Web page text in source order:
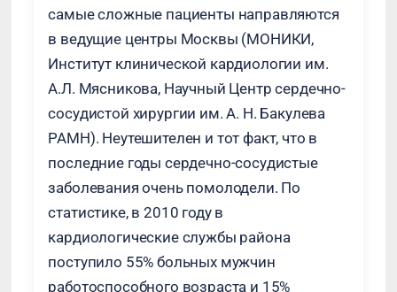
самые сложные пациенты направляются
в ведущие центры Москвы (МОНИКИ,
Институт клинической кардиологии им.
А.Л. Мясникова, Научный Центр сердечно-
сосудистой хирургии им. А. Н. Бакулева
РАМН). Неутешителен и тот факт, что в
последние годы сердечно-сосудистые
заболевания очень помолодели. По
статистике, в 2010 году в
кардиологические службы района
поступило 55% больных мужчин
работоспособного возраста и 15%